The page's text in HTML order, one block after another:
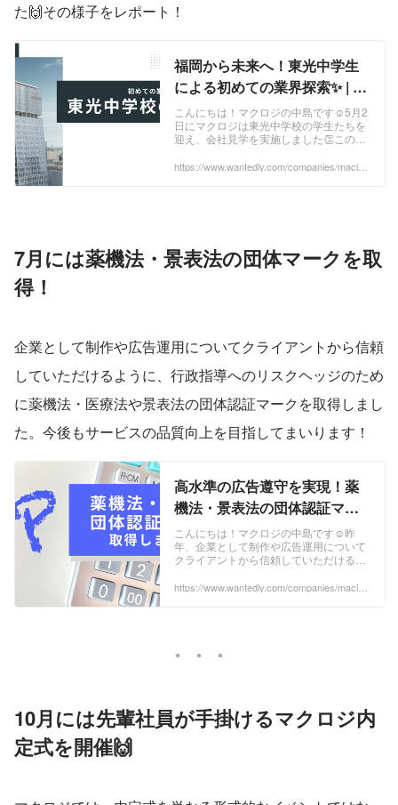
た🙌その様子をレポート！
福岡から未来へ！東光中学生
による初めての業界探索✨ | 最
新ニュース
こんにちは！マクロジの中島です☺5月2
日にマクロジは東光中学校の学生たちを
迎え、会社見学を実施しました👏この会
見せることで「将来について考えるきっ
https://www.wantedly.com/companies/maclog
7月には薬機法・景表法の団体マークを取
得！
企業として制作や広告運用についてクライアントから信頼
していただけるように、行政指導へのリスクヘッジのため
に薬機法・医療法や景表法の団体認証マークを取得しまし
た。今後もサービスの品質向上を目指してまいります！
高水準の広告遵守を実現！薬
機法・景表法の団体認証マー
クを取得しました✨ | 最新ニュ
ース
こんにちは！マクロジの中島です☺昨
年、企業として制作や広告運用について
クライアントから信頼していただけるよ
に薬機法・医療法、景表法・特商法2つ
https://www.wantedly.com/companies/maclog
10月には先輩社員が手掛けるマクロジ内
定式を開催🙌